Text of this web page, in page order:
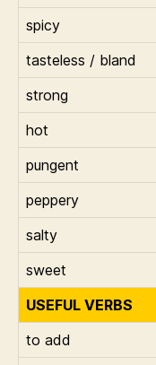
spicy
tasteless / bland
strong
hot
pungent
peppery
salty
sweet
USEFUL VERBS
to add